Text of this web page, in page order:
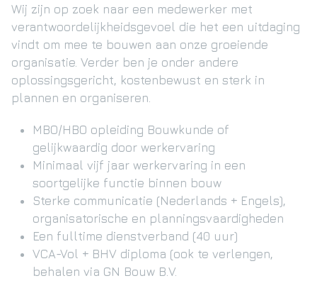
Wij zijn op zoek naar een medewerker met
verantwoordelijkheidsgevoel die het een uitdaging
vindt om mee te bouwen aan onze groeiende
organisatie. Verder ben je onder andere
oplossingsgericht, kostenbewust en sterk in
plannen en organiseren.
MBO/HBO opleiding Bouwkunde of
gelijkwaardig door werkervaring
Minimaal vijf jaar werkervaring in een
soortgelijke functie binnen bouw
Sterke communicatie (Nederlands + Engels),
organisatorische en planningsvaardigheden
Een fulltime dienstverband (40 uur)
VCA-Vol + BHV diploma (ook te verlengen,
behalen via GN Bouw B.V.